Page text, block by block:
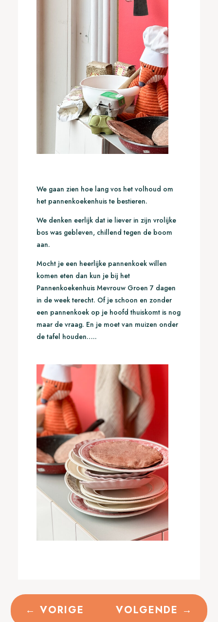
We gaan zien hoe lang vos het volhoud om
het pannenkoekenhuis te bestieren.
We denken eerlijk dat ie liever in zijn vrolijke
bos was gebleven, chillend tegen de boom
aan.
Mocht je een heerlijke pannenkoek willen
komen eten dan kun je bij het
Pannenkoekenhuis Mevrouw Groen 7 dagen
in de week terecht. Of je schoon en zonder
een pannenkoek op je hoofd thuiskomt is nog
maar de vraag. En je moet van muizen onder
de tafel houden…..
←VORIGE VOLGENDE →